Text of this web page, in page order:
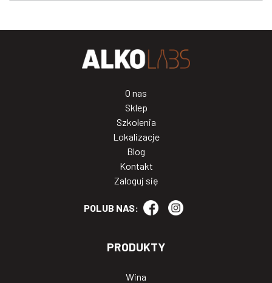
O nas
Sklep
Szkolenia
Lokalizacje
Blog
Kontakt
Zaloguj się
POLUB NAS:
PRODUKTY
Wina